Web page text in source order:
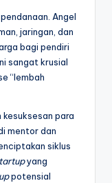
Angel
jaringan, dan
bagi pendiri
sangat krusial
“lembah
para
mentor dan
siklus
yang
potensial